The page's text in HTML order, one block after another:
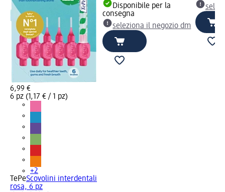
6,99 €
6 pz (1,17 € / 1 pz)
+2
TePeScovolini interdentali
rosa, 6 pz
Disponibile per la
consegna
seleziona il negozio dm